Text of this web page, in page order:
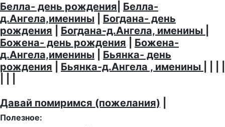
Белла- день рождения Белла-
д.Ангела,именины
Богдана- день
рождения
Богдана-д.Ангела, именины
Божена- день рождения
Божена-
д.Ангела,именины
Бьянка- день
рождения
Бьянка-д.Ангела , именины
Давай помиримся (пожелания)
Полезное: